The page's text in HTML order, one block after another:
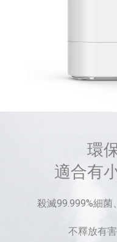
環
適合有
殺滅99.999%細菌
不釋放有